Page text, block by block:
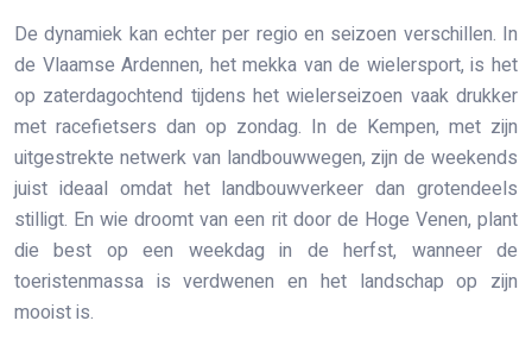
De dynamiek kan echter per regio en seizoen verschillen. In
de Vlaamse Ardennen, het mekka van de wielersport, is het
op zaterdagochtend tijdens het wielerseizoen vaak drukker
met racefietsers dan op zondag. In de Kempen, met zijn
uitgestrekte netwerk van landbouwwegen, zijn de weekends
juist ideaal omdat het landbouwverkeer dan grotendeels
stilligt. En wie droomt van een rit door de Hoge Venen, plant
die best op een weekdag in de herfst, wanneer de
toeristenmassa is verdwenen en het landschap op zijn
mooist is.